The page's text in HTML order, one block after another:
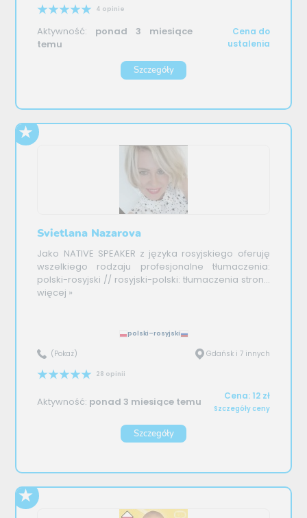
4 opinie
Aktywność: ponad 3 miesiące
temu
Cena do
ustalenia
Szczegóły
Svietlana Nazarova
Jako NATIVE SPEAKER z języka rosyjskiego oferuję
wszelkiego rodzaju profesjonalne tłumaczenia:
polski-rosyjski // rosyjski-polski: tłumaczenia stron...
więcej »
polski–rosyjski
(Pokaż) Gdańsk i 7 innych
28 opinii
Aktywność: ponad 3 miesiące temu Cena: 12 zł
Szczegóły ceny
Szczegóły